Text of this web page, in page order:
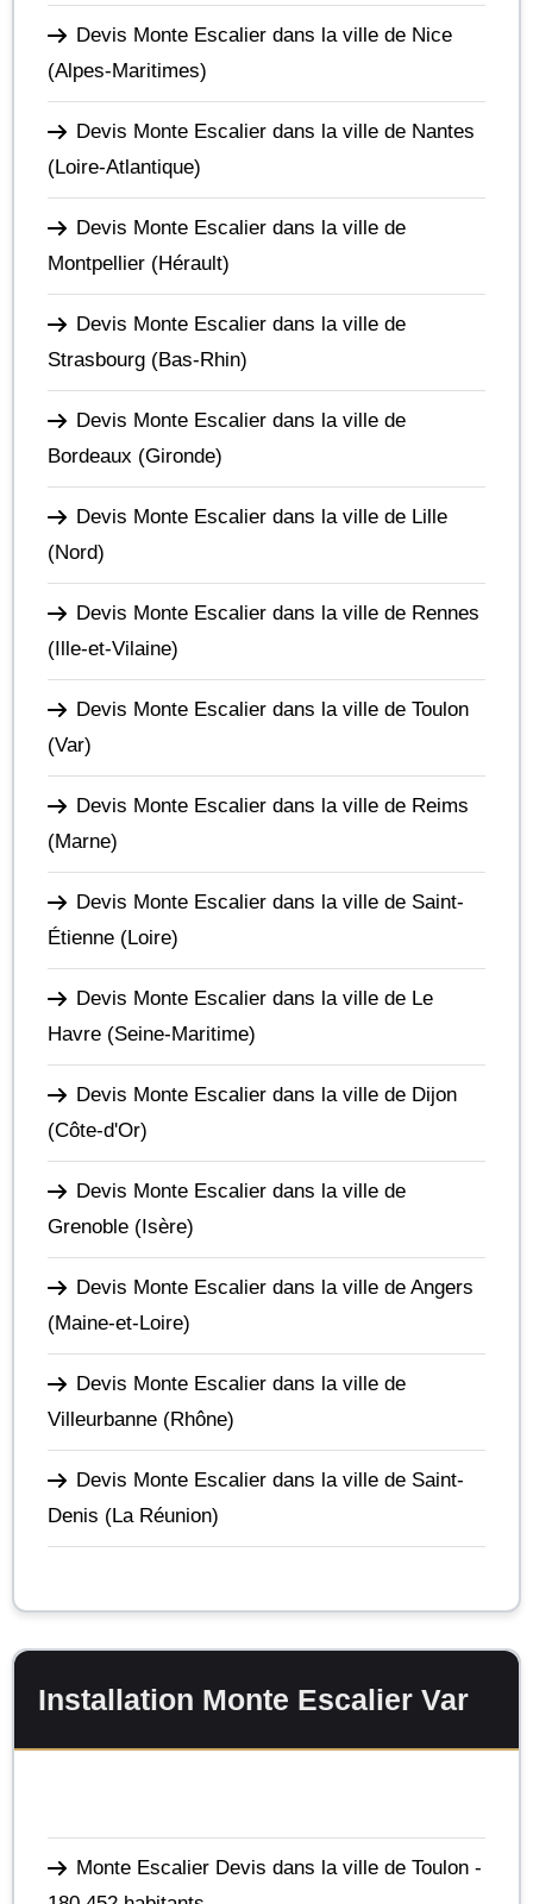
Devis Monte Escalier dans la ville de Nice
(Alpes-Maritimes)
Devis Monte Escalier dans la ville de Nantes
(Loire-Atlantique)
Devis Monte Escalier dans la ville de
Montpellier (Hérault)
Devis Monte Escalier dans la ville de
Strasbourg (Bas-Rhin)
Devis Monte Escalier dans la ville de
Bordeaux (Gironde)
Devis Monte Escalier dans la ville de Lille
(Nord)
Devis Monte Escalier dans la ville de Rennes
(Ille-et-Vilaine)
Devis Monte Escalier dans la ville de Toulon
(Var)
Devis Monte Escalier dans la ville de Reims
(Marne)
Devis Monte Escalier dans la ville de Saint-
Étienne (Loire)
Devis Monte Escalier dans la ville de Le
Havre (Seine-Maritime)
Devis Monte Escalier dans la ville de Dijon
(Côte-d'Or)
Devis Monte Escalier dans la ville de
Grenoble (Isère)
Devis Monte Escalier dans la ville de Angers
(Maine-et-Loire)
Devis Monte Escalier dans la ville de
Villeurbanne (Rhône)
Devis Monte Escalier dans la ville de Saint-
Denis (La Réunion)
Installation Monte Escalier Var
Monte Escalier Devis dans la ville de Toulon -